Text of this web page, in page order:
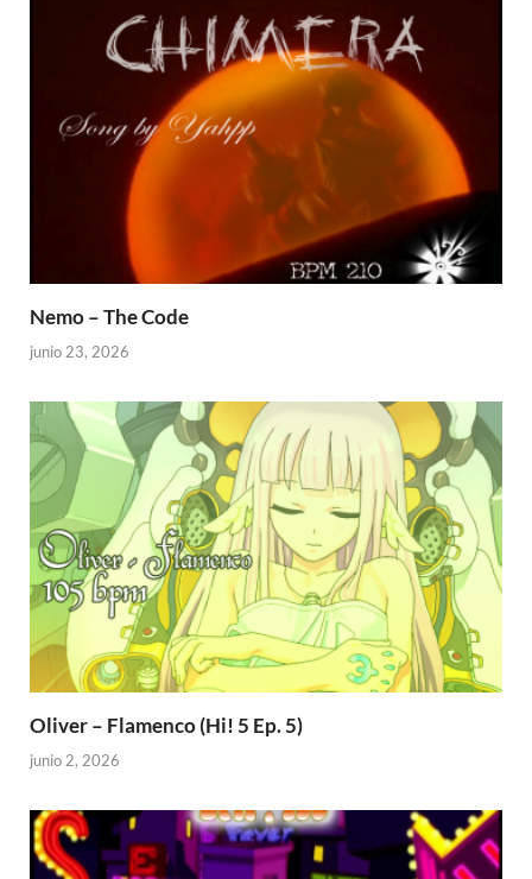
Nemo – The Code
junio 23, 2026
Oliver – Flamenco (Hi! 5 Ep. 5)
junio 2, 2026